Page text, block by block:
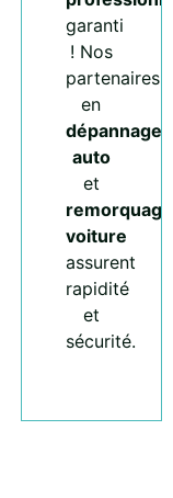
garanti
! Nos
partenaires
en
dépannage
auto
et
remorquage
voiture
assurent
rapidité
et
sécurité.